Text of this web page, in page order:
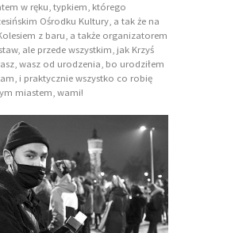
w ręku, typkiem, którego
Ośrodku Kultury, a tak że na
z baru, a także organizatorem
ale przede wszystkim, jak Krzyś
wasz od urodzenia, bo urodziłem
i praktycznie wszystko co robię
miastem, wami!